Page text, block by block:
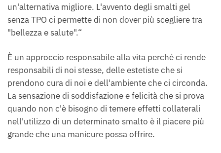
un'alternativa migliore. L'avvento degli smalti gel
senza TPO ci permette di non dover più scegliere tra
"bellezza e salute".“
È un approccio responsabile alla vita perché ci rende
responsabili di noi stesse, delle estetiste che si
prendono cura di noi e dell'ambiente che ci circonda.
La sensazione di soddisfazione e felicità che si prova
quando non c'è bisogno di temere effetti collaterali
nell'utilizzo di un determinato smalto è il piacere più
grande che una manicure possa offrire.